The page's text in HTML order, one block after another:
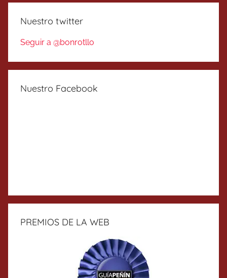
Nuestro twitter
Seguir a @bonrotllo
Nuestro Facebook
PREMIOS DE LA WEB